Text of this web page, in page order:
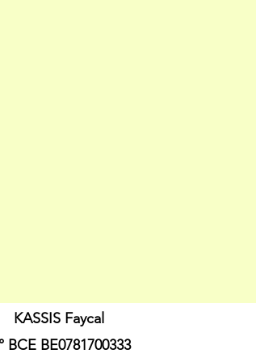
KASSIS Faycal
BCE BE0781700333